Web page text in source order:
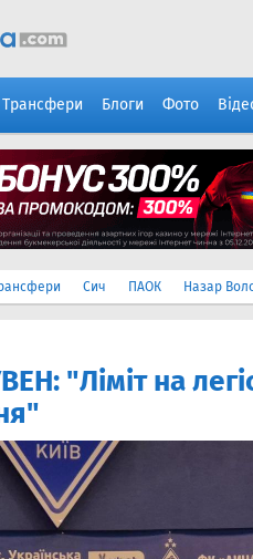
Трансфери Блоги Фото
Сич ПАОК Назар
"Ліміт на